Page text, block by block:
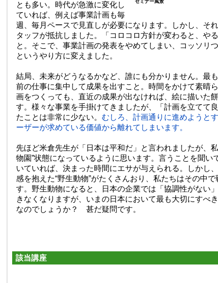
セミナー風景
とも多い。時代が急激に変化し
ていれば、例えば事業計画も毎
週、毎月ペースで見直しが必要になります。しかし、そ
タッフが抵抗しました。「コロコロ方針が変わると、や
と。そこで、事業計画の発表をやめてしまい、コッソリ
というやり方に変えました。
結局、未来がどうなるかなど、誰にも分かりません。最
前の仕事に集中して成果を出すこと。時間をかけて素晴
画をつくっても、直近の成果が出なければ、絵に描いた
す。様々な事業を手掛けてきましたが、「計画を立てて
たことは非常に少ない。 むしろ、計画通りに進めようと
ーザーが求めている価値から離れてしまいます。
先ほど米倉先生が「日本は平和だ」と言われましたが、
物園”状態になっているように思います。言うことを聞い
いていれば、決まった時間にエサが与えられる。しかし
感を抱えた“野生動物”がたくさんおり、私たちはその中
す。野生動物になると、日本の企業では「協調性がない
きなくなりますが、いまの日本において最も大切にすべ
なのでしょうか？ 甚だ疑問です。
該当講座